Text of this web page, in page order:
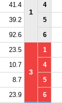
1
41.4 4
39.2 5
92.6 6
23.5
3
1
10.7 4
8.7 5
23.9 6